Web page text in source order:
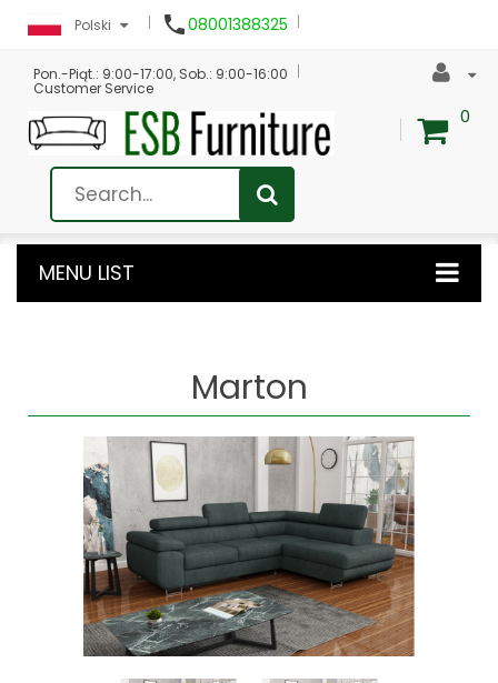
Polski 08001388325
Pon.-Piąt.: 9:00-17:00, Sob.: 9:00-16:00
Customer Service
0
MENU LIST
Marton